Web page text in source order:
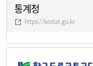
통계청
https://kostat.go.kr